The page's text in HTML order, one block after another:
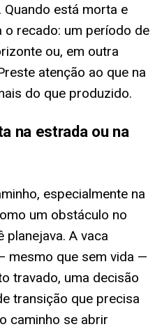
está morta e
o recado: um período de
ou, em outra
atenção ao que na
do que produzido.
na estrada ou na
especialmente na
um obstáculo no
A vaca
mesmo que sem vida —
travado, uma decisão
transição que precisa
caminho se abrir